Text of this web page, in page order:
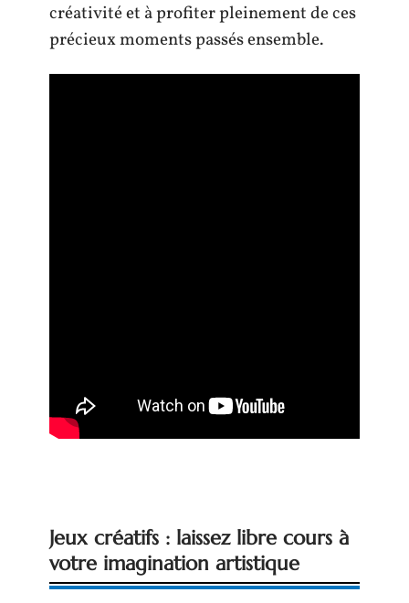
créativité et à profiter pleinement de ces
précieux moments passés ensemble.
Jeux créatifs : laissez libre cours à
votre imagination artistique